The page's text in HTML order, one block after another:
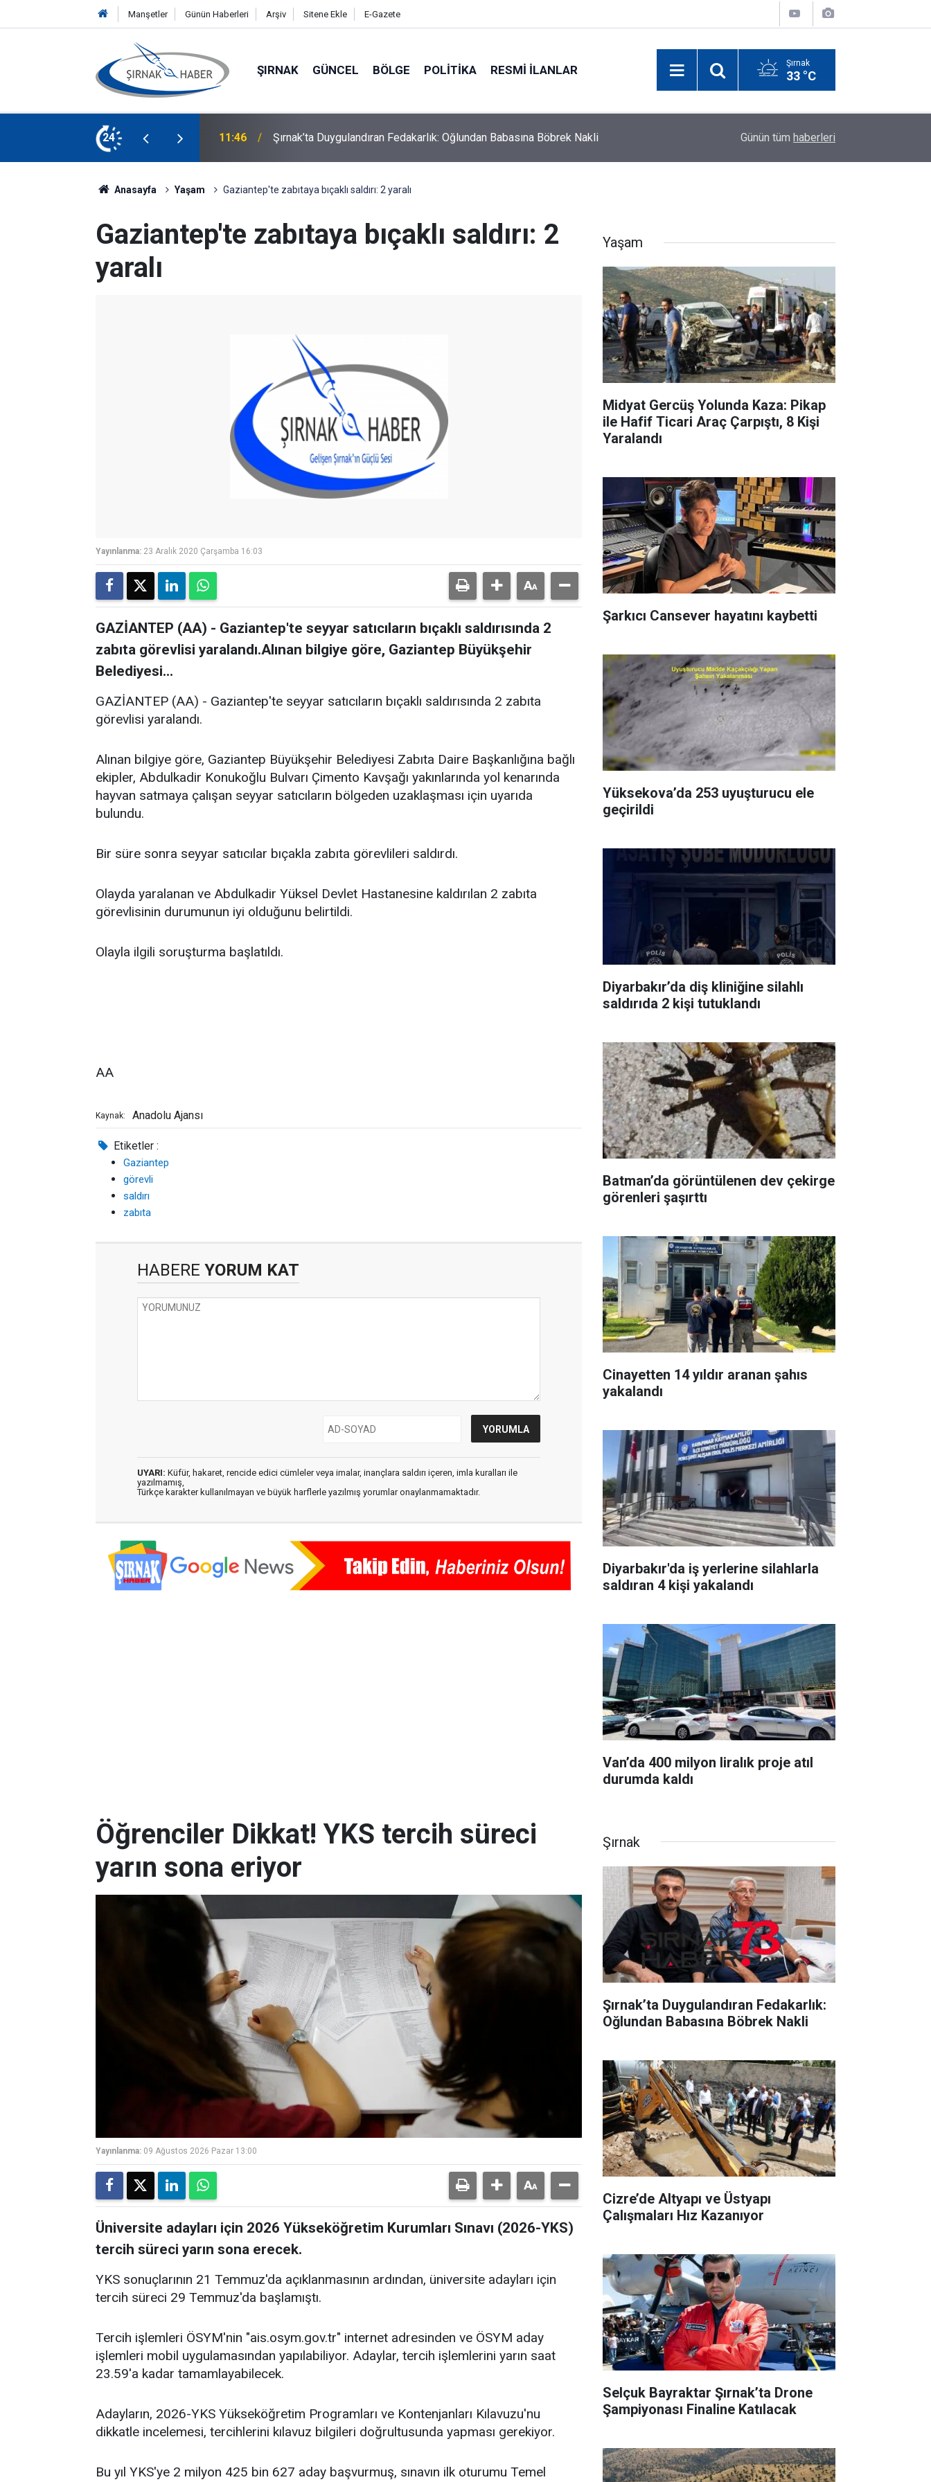
Manşetler Günün Haberleri Arşiv Sitene Ekle E-Gazete
ŞIRNAK GÜNCEL BÖLGE POLITIKA RESMI İLANLAR Şırnak
33 °C
24
Oğlundan Babasına Böbrek Nakli 11:34
Yaralandı
Cizre’de Altyapı ve Üstyapı Çalışmaları Hız
Günün tüm haberleri
Anasayfa Yaşam Gaziantep'te zabıtaya bıçaklı saldırı: 2 yaralı
Gaziantep'te zabıtaya bıçaklı saldırı: 2
yaralı
Yayınlanma: 23 Aralık 2020 Çarşamba 16:03
GAZİANTEP (AA) - Gaziantep'te seyyar satıcıların bıçaklı saldırısında 2
zabıta görevlisi yaralandı.Alınan bilgiye göre, Gaziantep Büyükşehir
Belediyesi...
GAZİANTEP (AA) - Gaziantep'te seyyar satıcıların bıçaklı saldırısında 2 zabıta
görevlisi yaralandı.
Alınan bilgiye göre, Gaziantep Büyükşehir Belediyesi Zabıta Daire Başkanlığına bağlı
ekipler, Abdulkadir Konukoğlu Bulvarı Çimento Kavşağı yakınlarında yol kenarında
hayvan satmaya çalışan seyyar satıcıların bölgeden uzaklaşması için uyarıda
bulundu.
Bir süre sonra seyyar satıcılar bıçakla zabıta görevlileri saldırdı.
Olayda yaralanan ve Abdulkadir Yüksel Devlet Hastanesine kaldırılan 2 zabıta
görevlisinin durumunun iyi olduğunu belirtildi.
Olayla ilgili soruşturma başlatıldı.
AA
Kaynak: Anadolu Ajansı
Etiketler :
Gaziantep
görevli
saldırı
zabıta
HABERE YORUM KAT
UYARI: Küfür, hakaret, rencide edici cümleler veya imalar, inançlara saldırı içeren, imla kuralları ile
yazılmamış,
Türkçe karakter kullanılmayan ve büyük harflerle yazılmış yorumlar onaylanmamaktadır.
Yaşam
Midyat Gercüş Yolunda Kaza: Pikap
ile Hafif Ticari Araç Çarpıştı, 8 Kişi
Yaralandı
Şarkıcı Cansever hayatını kaybetti
Yüksekova’da 253 uyuşturucu ele
geçirildi
Diyarbakır’da diş kliniğine silahlı
saldırıda 2 kişi tutuklandı
Batman’da görüntülenen dev çekirge
görenleri şaşırttı
Cinayetten 14 yıldır aranan şahıs
yakalandı
Diyarbakır'da iş yerlerine silahlarla
saldıran 4 kişi yakalandı
Van’da 400 milyon liralık proje atıl
durumda kaldı
Öğrenciler Dikkat! YKS tercih süreci
yarın sona eriyor
Yayınlanma: 09 Ağustos 2026 Pazar 13:00
Üniversite adayları için 2026 Yükseköğretim Kurumları Sınavı (2026-YKS)
tercih süreci yarın sona erecek.
YKS sonuçlarının 21 Temmuz'da açıklanmasının ardından, üniversite adayları için
tercih süreci 29 Temmuz'da başlamıştı.
Tercih işlemleri ÖSYM'nin "ais.osym.gov.tr" internet adresinden ve ÖSYM aday
işlemleri mobil uygulamasından yapılabiliyor. Adaylar, tercih işlemlerini yarın saat
23.59'a kadar tamamlayabilecek.
Adayların, 2026-YKS Yükseköğretim Programları ve Kontenjanları Kılavuzu'nu
dikkatle incelemesi, tercihlerini kılavuz bilgileri doğrultusunda yapması gerekiyor.
Bu yıl YKS'ye 2 milyon 425 bin 627 aday başvurmuş, sınavın ilk oturumu Temel
Şırnak
Şırnak’ta Duygulandıran Fedakarlık:
Oğlundan Babasına Böbrek Nakli
Cizre’de Altyapı ve Üstyapı
Çalışmaları Hız Kazanıyor
Selçuk Bayraktar Şırnak’ta Drone
Şampiyonası Finaline Katılacak